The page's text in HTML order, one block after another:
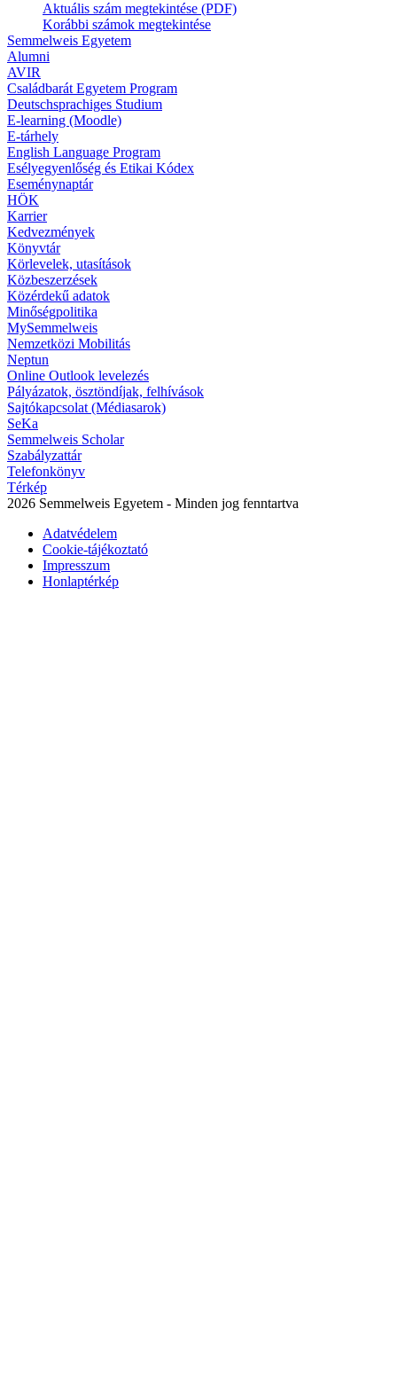
Aktuális szám megtekintése (PDF)
Korábbi számok megtekintése
Semmelweis Egyetem
Alumni
AVIR
Családbarát Egyetem Program
Deutschsprachiges Studium
E-learning (Moodle)
E-tárhely
English Language Program
Esélyegyenlőség és Etikai Kódex
Eseménynaptár
HÖK
Karrier
Kedvezmények
Könyvtár
Körlevelek, utasítások
Közbeszerzések
Közérdekű adatok
Minőségpolitika
MySemmelweis
Nemzetközi Mobilitás
Neptun
Online Outlook levelezés
Pályázatok, ösztöndíjak, felhívások
Sajtókapcsolat (Médiasarok)
SeKa
Semmelweis Scholar
Szabályzattár
Telefonkönyv
Térkép
2026 Semmelweis Egyetem - Minden jog fenntartva
Adatvédelem
Cookie-tájékoztató
Impresszum
Honlaptérkép